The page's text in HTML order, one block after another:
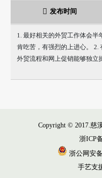
发布时间
1. 最好相关的外贸工作体会
肯吃苦，有强烈的上进心。 2.
外贸流程和网上促销能够独立
Copyright © 2017.慈
浙ICP
浙公网安
手艺支